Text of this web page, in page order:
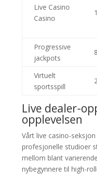
Live Casino
Casino
Progressive
jackpots
Virtuelt
sportsspill
Live dealer-
opplevelsen
Vårt live casino-
profesjonelle studioer
mellom blant
nybegynnere til high-